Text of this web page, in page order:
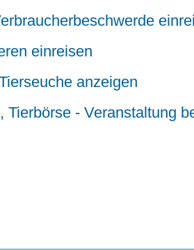
einreisen
anzeigen
Tierbörse - Veranstaltung